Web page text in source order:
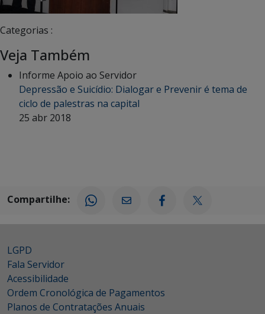
Categorias :
Veja Também
Informe Apoio ao Servidor
Depressão e Suicídio: Dialogar e Prevenir é tema de
ciclo de palestras na capital
25 abr 2018
Compartilhe:
LGPD
Fala Servidor
Acessibilidade
Ordem Cronológica de Pagamentos
Planos de Contratações Anuais